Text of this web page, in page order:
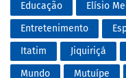
Educação
Elísio
Entretenimento
Itatim
Jiquiriçá
Mundo
Mutuípe